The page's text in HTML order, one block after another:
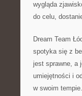
wygląda
do celu,
Dream Team
spotyka się z
jest sprawne, a
umiejętności i
w swoim tempie.